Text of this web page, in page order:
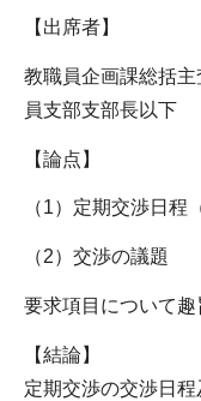
【出席者】
教職員企画課総括
員支部支部長以下
【論点】
（1）定期交渉日程
（2）交渉の議題
要求項目について
【結論】
定期交渉の交渉日程